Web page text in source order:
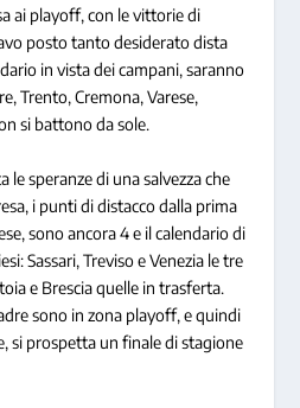
ai playoff, con le vittorie di
posto tanto desiderato dista
in vista dei campani, saranno
Trento, Cremona, Varese,
si battono da sole.
le speranze di una salvezza che
i punti di distacco dalla prima
sono ancora 4 e il calendario di
Sassari, Treviso e Venezia le tre
e Brescia quelle in trasferta.
sono in zona playoff, e quindi
si prospetta un finale di stagione